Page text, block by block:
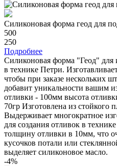
Силиконовая форма геод для
500
250
Подробнее
Силиконовая форма "Геод" для
в технике Петри.
чтобы при заказе нескольких
добавит уникальности вашим
отливки - 100мм высота
70гр Изготовлена из стойкого
Выдерживает многократное
для создания отливок в
толщину отливки в 10мм, что
кусочков потали или
выделяет силиконовое масло.
-4%